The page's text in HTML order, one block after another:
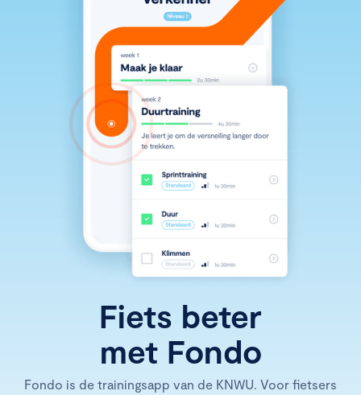
Fiets beter
met Fondo
Fondo is de trainingsapp van de KNWU. Voor fietsers